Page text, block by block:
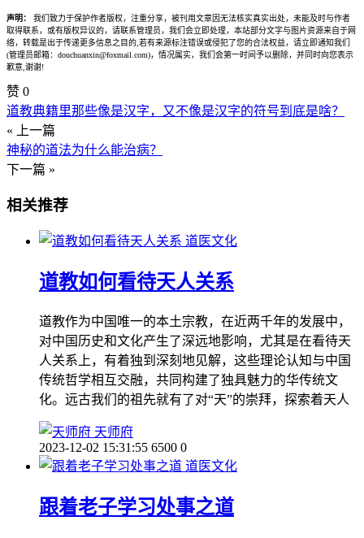
声明：
我们致力于保护作者版权，注重分享，被刊用文章因无法核实真实出处，未能及时与作者
取得联系，或有版权异议的，请联系管理员，我们会立即处理，本站部分文字与图片资源来自于网
络，转载是出于传递更多信息之目的,若有来源标注错误或侵犯了您的合法权益，请立即通知我们
(管理员邮箱：douchuanxin@foxmail.com)，情况属实，我们会第一时间予以删除，并同时向您表示
歉意,谢谢!
赞 0
道教典籍里那些像是汉字，又不像是汉字的符号到底是啥？
« 上一篇
神秘的道法为什么能治病？
下一篇 »
相关推荐
道医文化
道教如何看待天人关系
道教作为中国唯一的本土宗教，在近两千年的发展中，
对中国历史和文化产生了深远地影响，尤其是在看待天
人关系上，有着独到深刻地见解，这些理论认知与中国
传统哲学相互交融，共同构建了独具魅力的华传统文
化。远古我们的祖先就有了对“天”的崇拜，探索着天人
天师府
2023-12-02 15:31:55 6500 0
道医文化
跟着老子学习处事之道